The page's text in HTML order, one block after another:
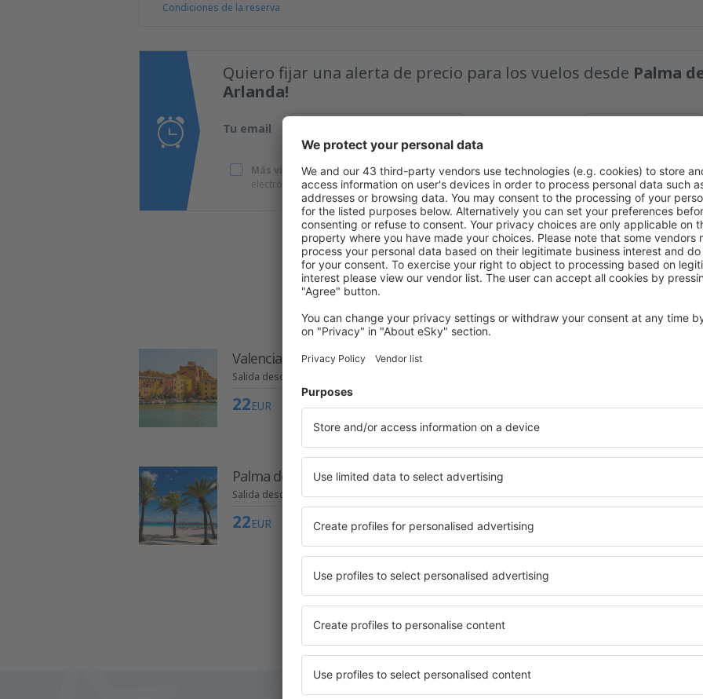
Condiciones de la reserva
Quiero fijar una alerta de precio para los vuelos desde Palma
Arlanda!
Tu email
Más viajes a precios fantásticos en nuestra newsletter.Acepto recibir información comercial
electrónico que he proporcionado.
Encontramos más ofertas
Valencia
Salida desde Palma de Mallorca
22EUR
Palma de Mallorca
Salida desde Valencia
22EUR
23EUR
Palma de Mallorca
Salida desde Sevilla
23EUR
Ver más ofertas